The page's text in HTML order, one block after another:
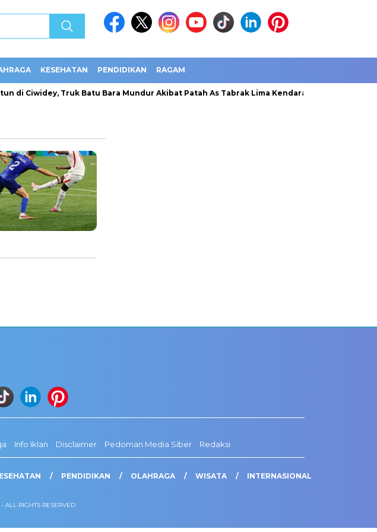
KESEHATAN PENDIDIKAN RAGAM
di Ciwidey, Truk Batu Bara Mundur Akibat Patah As Tabrak Lima Kendaraan
Info Iklan Disclaimer Pedoman Media Siber Redaksi
PENDIDIKAN OLAHRAGA WISATA INTERNASIONAL
ALL RIGHTS RESERVED